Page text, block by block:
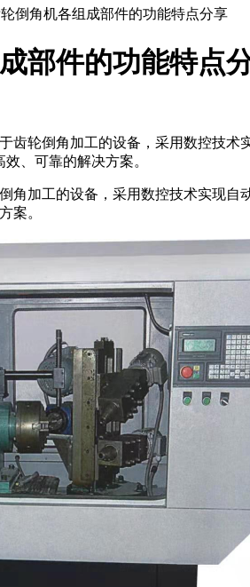
倒角机各组成部件的功能特点分享
部件的功能特点
齿轮倒角加工的设备，采用数控技
、可靠的解决方案。
加工的设备，采用数控技术实现自
案。